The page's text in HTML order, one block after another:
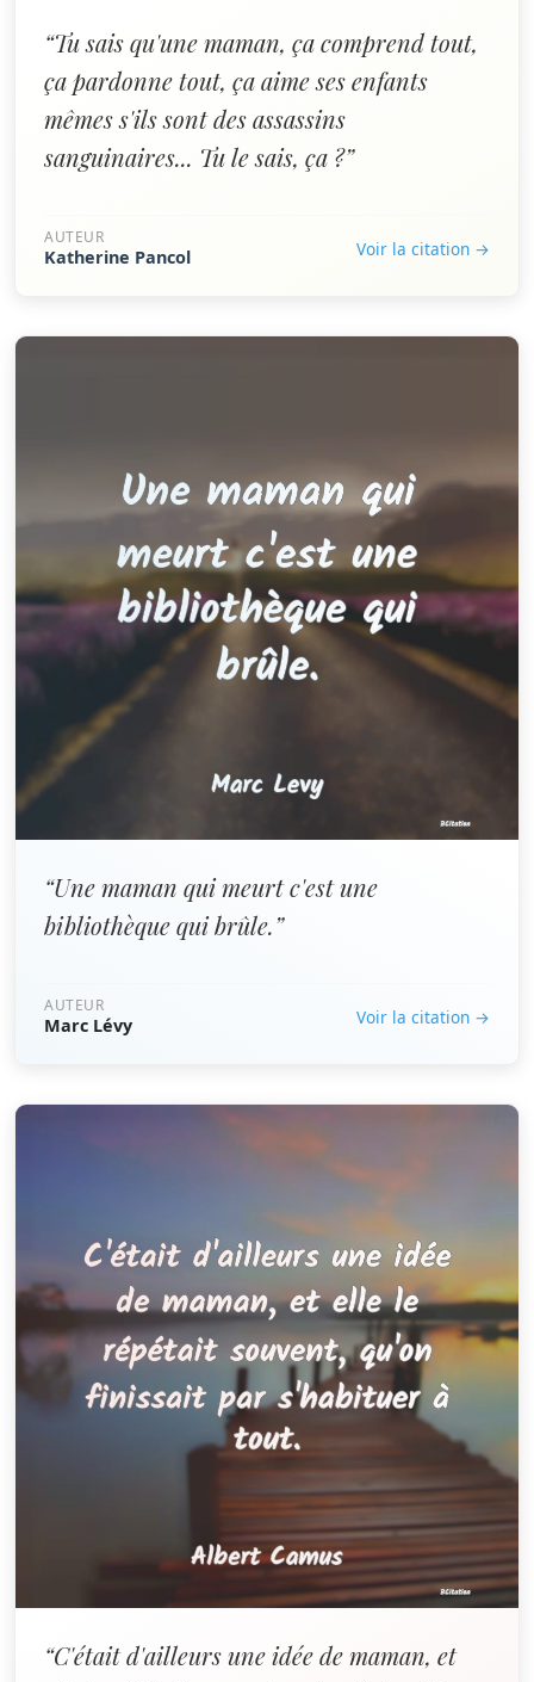
“Tu sais qu'une maman, ça comprend tout,
ça pardonne tout, ça aime ses enfants
mêmes s'ils sont des assassins
sanguinaires... Tu le sais, ça ?”
AUTEUR
Katherine Pancol Voir la citation →
“Une maman qui meurt c'est une
bibliothèque qui brûle.”
AUTEUR
Marc Lévy Voir la citation →
“C'était d'ailleurs une idée de maman, et